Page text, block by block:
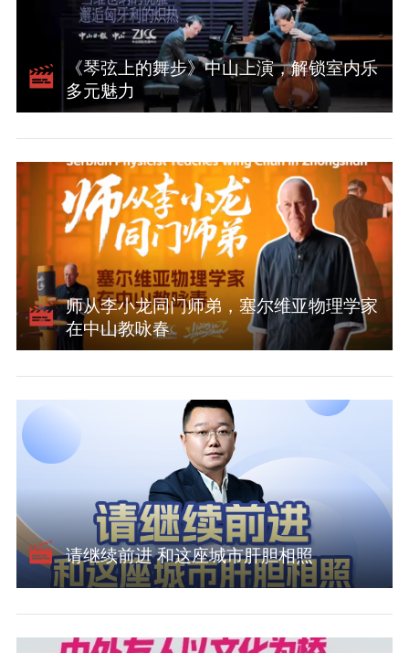
《琴弦上的舞步》中山上演，解锁室内乐
多元魅力
师从李小龙同门师弟，塞尔维亚物理学家
在中山教咏春
请继续前进 和这座城市肝胆相照